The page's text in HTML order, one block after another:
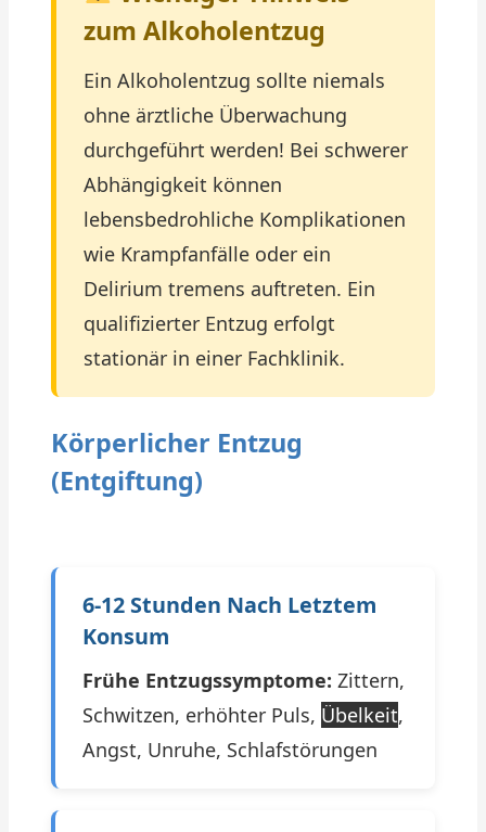
zum Alkoholentzug
Ein Alkoholentzug sollte niemals
ohne ärztliche Überwachung
durchgeführt werden! Bei schwerer
Abhängigkeit können
lebensbedrohliche Komplikationen
wie Krampfanfälle oder ein
Delirium tremens auftreten. Ein
qualifizierter Entzug erfolgt
stationär in einer Fachklinik.
Körperlicher Entzug
(Entgiftung)
6-12 Stunden Nach Letztem
Konsum
Frühe Entzugssymptome: Zittern,
Schwitzen, erhöhter Puls, Übelkeit,
Angst, Unruhe, Schlafstörungen